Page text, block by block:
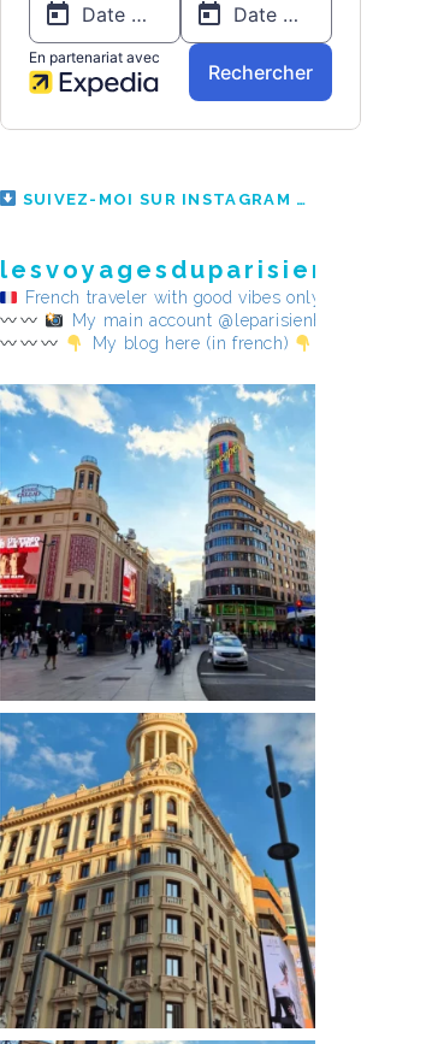
SUIVEZ-MOI SUR INSTAGRAM
French traveler with good vibes only
My main account @leparisienheureux
My blog here (in french)